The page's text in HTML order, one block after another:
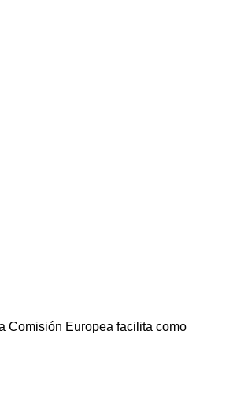
Comisión Europea facilita como